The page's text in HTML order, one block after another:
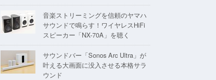
音楽ストリーミングを信頼のヤマハ
サウンドで鳴らす！ワイヤレスHiFi
スピーカー「NX-70A」を聴く
サウンドバー「Sonos Arc Ultra」が
叶える大画面に没入させる本格サラ
ウンド